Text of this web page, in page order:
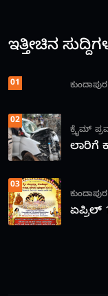
ಇತ್ತೀಚಿನ
01 ಕುಂದಾಪುರ
02
ಕ್ರೈಮ್
ಲಾರಿಗೆ
03
ಕುಂದಾಪುರ
ಏಪ್ರಿಲ್